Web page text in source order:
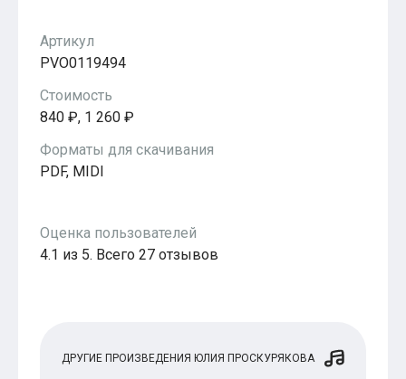
Артикул
PVO0119494
Стоимость
840 ₽, 1 260 ₽
Форматы для скачивания
PDF, MIDI
Оценка пользователей
4.1 из 5. Всего 27 отзывов
ДРУГИЕ ПРОИЗВЕДЕНИЯ ЮЛИЯ ПРОСКУРЯКОВА